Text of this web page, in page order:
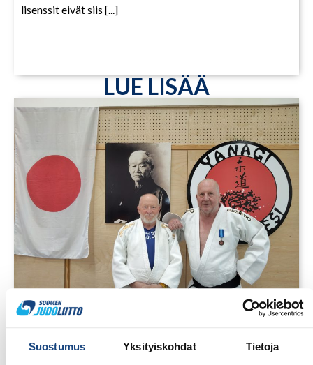
Suostumus Yksityiskohdat Tietoja
lisenssit eivät siis [...]
LUE LISÄÄ
Pentti Vauhkoselle harvinainen
huomionosoitus